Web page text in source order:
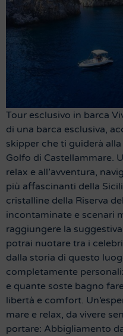
Tour esclusivo in barca
di una barca esclusiva,
skipper che ti guiderà
Golfo di Castellammare.
relax e all’avventura,
più affascinanti della
cristalline della Riserva
incontaminate e scenari
raggiungere la
potrai nuotare tra i
dalla storia di questo
completamente
e quante soste bagno
libertà e comfort.
mare e relax, da vivere
portare: Abbigliamento